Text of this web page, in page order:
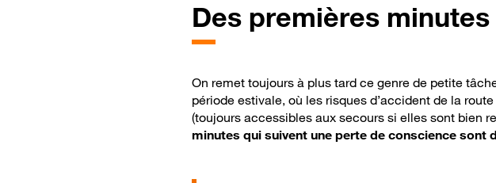
Des premières
On remet toujours à plus tard ce genre de petite
période estivale, où les risques d’accident de la
(toujours accessibles aux secours si elles sont bien
minutes qui suivent une perte de conscience sont